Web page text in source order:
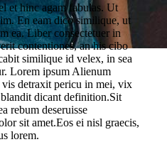
et hinc agam fabulas. Ut
En eam dico similique, ut
ea. Liber consectetuer in
contentiones, an his cibo
similique id velex, in sea
Lorem ipsum Alienum
vis detraxit pericu in mei, vix
dicant definition.Sit
rebum deseruisse
sit amet.Eos ei nisl graecis,
lorem.